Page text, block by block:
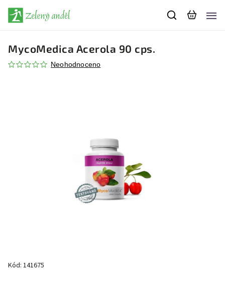
MycoMedica Acerola 90 cps.
Neohodnoceno
Kód: 141675